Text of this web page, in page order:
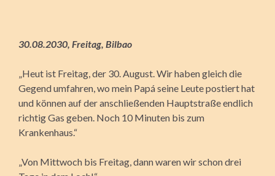
30.08.2030, Freitag, Bilbao
„Heut ist Freitag, der 30. August. Wir haben gleich die
Gegend umfahren, wo mein Papá seine Leute postiert hat
und können auf der anschließenden Hauptstraße endlich
richtig Gas geben. Noch 10 Minuten bis zum
Krankenhaus.“
„Von Mittwoch bis Freitag, dann waren wir schon drei